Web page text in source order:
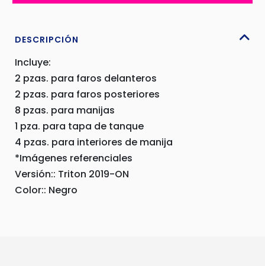
+
PIEZAS
-
E58MBTT2019B
cantidad
DESCRIPCIÓN
Incluye:
2 pzas. para faros delanteros
2 pzas. para faros posteriores
8 pzas. para manijas
1 pza. para tapa de tanque
4 pzas. para interiores de manija
*Imágenes referenciales
Versión:: Triton 2019-ON
Color:: Negro